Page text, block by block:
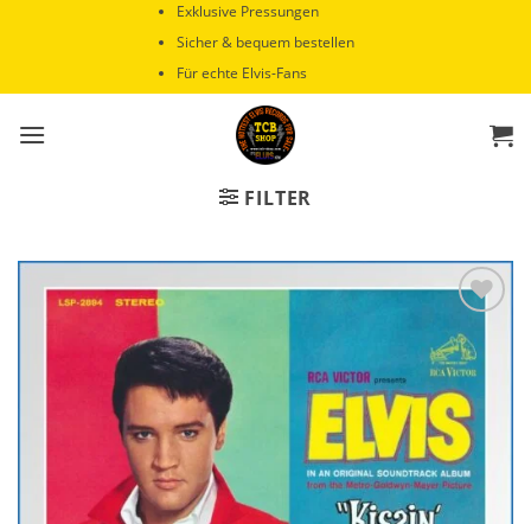
Exklusive Pressungen
Sicher & bequem bestellen
Für echte Elvis-Fans
FILTER
Zur
Wunschliste
hinzufügen